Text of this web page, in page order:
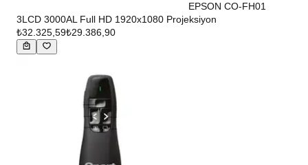
EPSON CO-FH01
3LCD 3000AL Full HD 1920x1080 Projeksiyon
₺32.325,59₺29.386,90